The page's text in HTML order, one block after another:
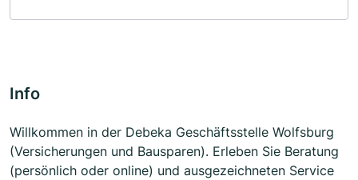
Info
Willkommen in der Debeka Geschäftsstelle Wolfsburg
(Versicherungen und Bausparen). Erleben Sie Beratung
(persönlich oder online) und ausgezeichneten Service